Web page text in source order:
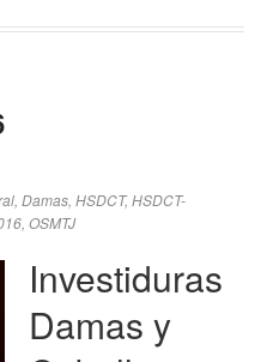
, Damas, HSDCT,HSDCT-
, OSMTJ
Investiduras
Damas y